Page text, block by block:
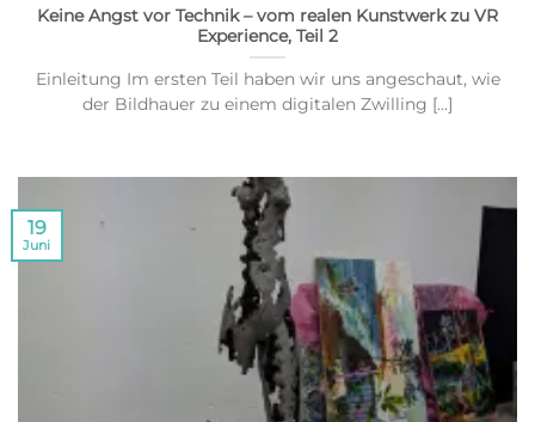
Keine Angst vor Technik – vom realen Kunstwerk zu VR
Experience, Teil 2
Einleitung Im ersten Teil haben wir uns angeschaut, wie
der Bildhauer zu einem digitalen Zwilling [...]
19
Juni